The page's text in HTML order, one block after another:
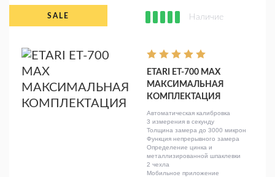
Наличие
ETARI ET-700 MAX
МАКСИМАЛЬНАЯ
КОМПЛЕКТАЦИЯ
Автоматическая калибровка
3 измерения в секунду
Толщина замера до 3000 микрон
Функция непрерывного замера
Определение цинка и
металлизированной шпаклевки
2 чехла
Мобильное приложение